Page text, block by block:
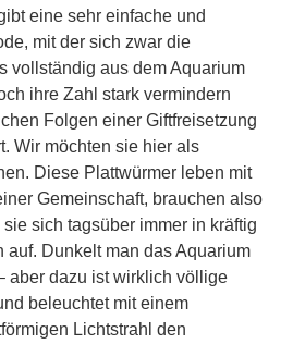
eine sehr einfache und
mit der sich zwar die
vollständig aus dem Aquarium
ihre Zahl stark vermindern
Folgen einer Giftfreisetzung
Wir möchten sie hier als
Diese Plattwürmer leben mit
Gemeinschaft, brauchen also
sich tagsüber immer in kräftig
auf. Dunkelt man das Aquarium
aber dazu ist wirklich völlige
beleuchtet mit einem
Lichtstrahl den